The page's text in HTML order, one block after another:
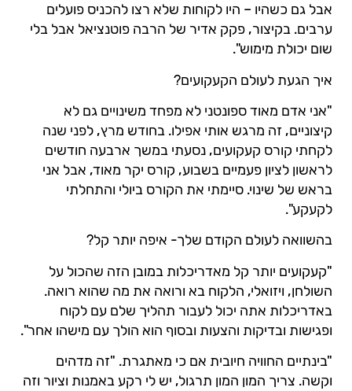
אבל גם כשהיו – היו לקוחות שלא רצו להכניס פועלים
ערבים. בקיצור, פקק אדיר של הרבה פוטנציאל אבל בלי
שום יכולת מימוש".
איך הגעת לעולם הקעקועים?
"אני אדם מאוד ספונטני לא מפחד משינויים גם לא
קיצוניים, זה מרגש אותי אפילו. בחודש מרץ, לפני שנה
לקחתי קורס קעקועים, נסעתי במשך ארבעה חודשים
לראשון לציון פעמיים בשבוע, קורס יקר מאוד, אבל אני
בראש של שינוי. סיימתי את הקורס ביולי והתחלתי
לקעקע".
בהשוואה לעולם הקודם שלך- איפה יותר קל?
"קעקועים יותר קל מאדריכלות במובן הזה שהכול על
השולחן, ויזואלי, הלקוח בא ורואה את מה שהוא רואה.
באדריכלות אתה יכול לעבור תהליך שלם עם לקוח
ופגישות ובדיקות והצעות ובסוף הוא הולך עם מישהו אחר".
"בינתיים החוויה חיובית אם כי מאתגרת. "זה מדהים
וקשה. צריך המון המון תרגול, יש לי רקע באמנות וציור וזה